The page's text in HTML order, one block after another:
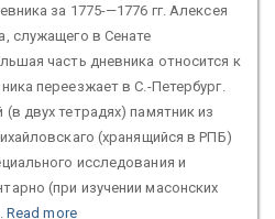
за 1775-—1776 гг. Алексея
служащего в Сенате
часть дневника относится к
переезжает в С.-Петербург.
двух тетрадях) памятник из
(хранящийся в РПБ)
исследования и
(при изучении масонских
Read more